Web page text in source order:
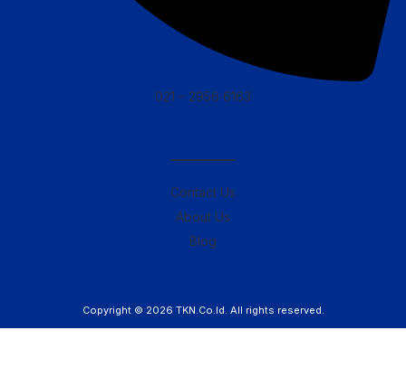
021 – 2956 6163
————–
Contact Us
About Us
Blog
Copyright © 2026 TKN.Co.Id. All rights reserved.